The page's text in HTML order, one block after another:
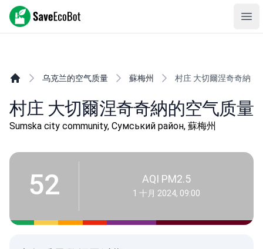
SaveEcoBot
乌克兰的空气质量 蘇梅州 村庄 大切爾涅奇奇納
村庄 大切爾涅奇奇納的空气质量
Sumska city community, Сумський район, 蘇梅州
52 AQI PM2.5
1 十月 2024, 09:00